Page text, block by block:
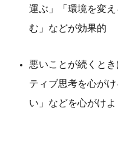
運ぶ」「環境を変
む」などが効果的
悪いことが続くと
ティブ思考を心が
い」などを心がけよ